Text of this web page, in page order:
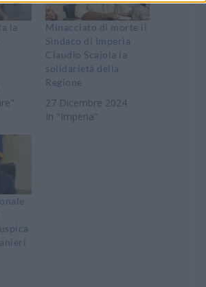
la
Minacciato di morte il
Sindaco di Imperia
Claudio Scajola la
solidarietà della
Regione
27 Dicembre 2024
In "Imperia"